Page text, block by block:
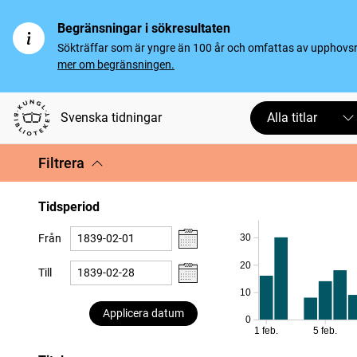
Begränsningar i sökresultaten
Sökträffar som är yngre än 100 år och omfattas av
mer om begränsningen.
Svenska tidningar Alla titlar
Filtrera
Tidsperiod
Från
Till
Applicera datum
0
10
20
30
1 feb. 5 feb.